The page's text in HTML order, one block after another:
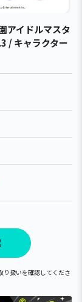
アイドルマスタ
/ キャラクター
扱いを確認してくださ